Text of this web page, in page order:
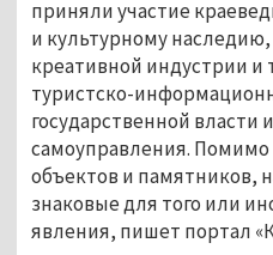
приняли участие
и культурному
креативной индустрии и
туристско-
государственной власти
самоуправления.
объектов и памятников,
знаковые для того или
явления, пишет портал